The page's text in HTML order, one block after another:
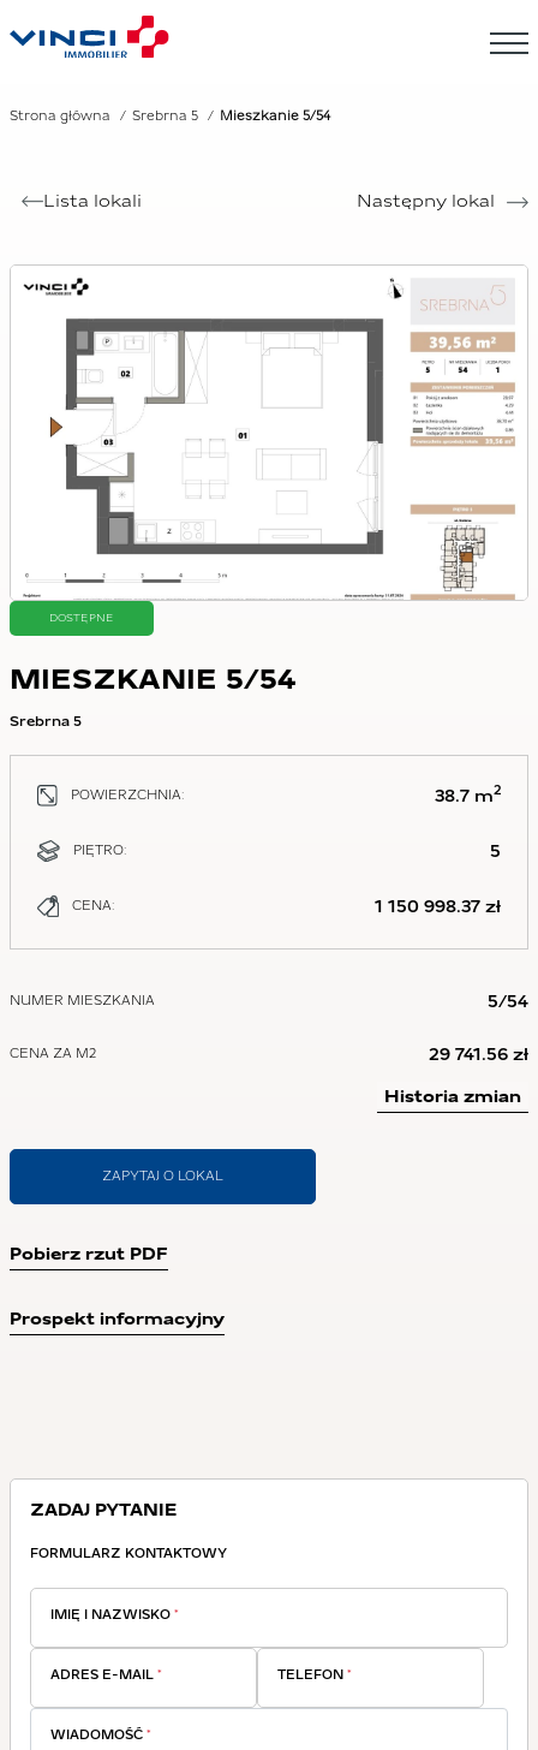
Strona główna Srebrna 5 Mieszkanie 5/54
Lista lokali Następny lokal
DOSTĘPNE
MIESZKANIE 5/54
Srebrna 5
POWIERZCHNIA: 38.7 m2
PIĘTRO: 5
CENA: 1 150 998.37 zł
NUMER MIESZKANIA 5/54
CENA ZA M2 29 741.56 zł
Historia zmian
ZAPYTAJ O LOKAL
Pobierz rzut PDF
Prospekt informacyjny
ZADAJ PYTANIE
FORMULARZ KONTAKTOWY
IMIĘ I NAZWISKO *
ADRES E-MAIL * TELEFON *
WIADOMOŚĆ *